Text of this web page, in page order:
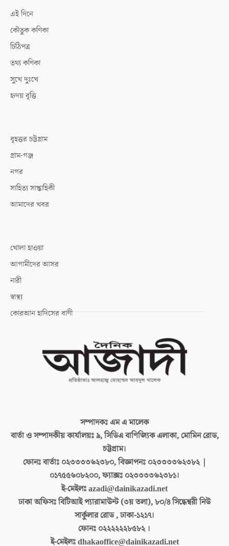
এই দিনে
কৌতুক কণিকা
চিঠিপত্র
তথ্য কণিকা
সুখে দুঃখে
হৃদয় বৃত্তি
বৃহত্তর চট্টগ্রাম
গ্রাম-গঞ্জ
নগর
সাহিত্য সাপ্তাহিকী
আমাদের খবর
খোলা হাওয়া
আগামীদের আসর
নারী
স্বাস্থ্য
কোরআন হাদিসের বাণী
সম্পাদকঃএম এ মালেক
বার্তা ও সম্পাদকীয় কার্যালয়ঃ৯, সিডিএ বাণিজ্যিক এলাকা, মোমিন রোড,
চট্টগ্রাম।
ফোনঃ বার্তাঃ ০২৩৩৩৩৬২৩৮০, বিজ্ঞাপনঃ ০২৩৩৩৩৬২৩৮২ |
০১৭৫৫৬০৮২০০, ফ্যাক্সঃ ০২৩৩৩৩৬২৩৮১।
ই-মেইলঃazadi@dainikazadi.net
ঢাকা অফিসঃবিটিআই প্যারামাউন্ট (৩য় তলা), ৮০/৪ সিদ্ধেশ্বরী নিউ
সার্কুলার রোড , ঢাকা-১২১৭।
ফোনঃ ০২২২২২২৮৫৮২ ।
ই-মেইলঃdhakaoffice@dainikazadi.net